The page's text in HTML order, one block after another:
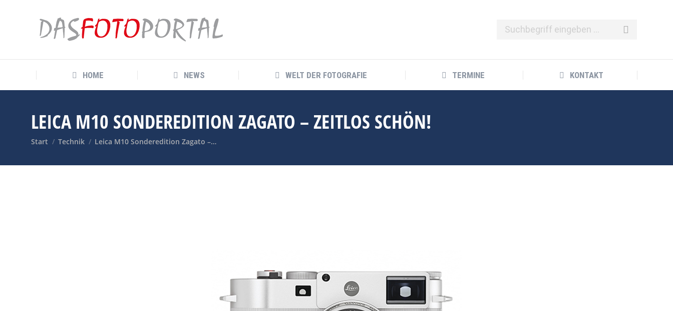
HOME NEWS WELT DER FOTOGRAFIE TERMINE KONTAKT
LEICA M10 SONDEREDITION ZAGATO – ZEITLOS SCHÖN!
Sie befinden sich hier:
Start Technik Leica M10 Sonderedition Zagato –…
HOME NEWS